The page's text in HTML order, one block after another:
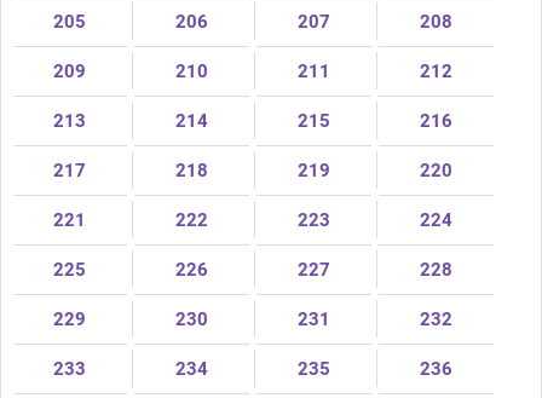
205 206 207 208
209 210 211 212
213 214 215 216
217 218 219 220
221 222 223 224
225 226 227 228
229 230 231 232
233 234 235 236